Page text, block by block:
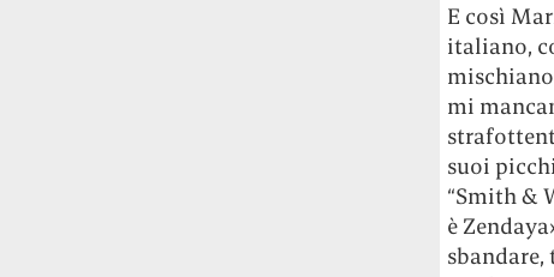
E così
italiano,
mi
suoi
“Smith &
è